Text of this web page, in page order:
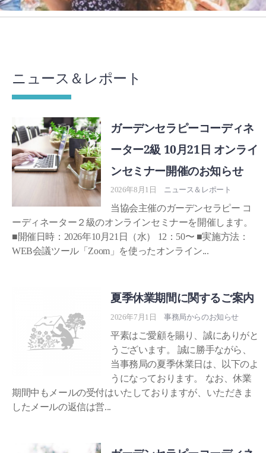
ニュース＆レポート
ガーデンセラピーコーディネ
ーター2級 10月21日 オンライ
ンセミナー開催のお知らせ
2026年8月1日 ニュース＆レポート
当協会主催のガーデンセラピー コ
ーディネーター２級のオンラインセミナーを開催します。
■開催日時：2026年10月21日（水） 12：50〜 ■実施方法：
WEB会議ツール「Zoom」を使ったオンライン...
夏季休業期間に関するご案内
2026年7月1日 事務局からのお知らせ
平素はご愛顧を賜り、誠にありがと
うございます。 誠に勝手ながら、
当事務局の夏季休業日は、以下のよ
うになっております。 なお、休業
期間中もメールの受付はいたしておりますが、いただきま
したメールの返信は営...